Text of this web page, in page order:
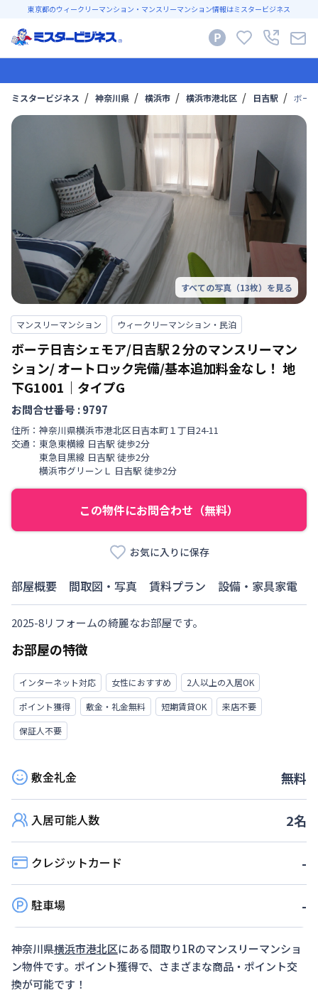
東京都のウィークリーマンション・マンスリーマンション情報はミスタービジネス
ミスタービジネス 神奈川県 横浜市 横浜市港北区 日吉駅 ボー
すべての写真（13枚）を見る
マンスリーマンション ウィークリーマンション・民泊
ボーテ日吉シェモア/日吉駅２分のマンスリーマン
ション/ オートロック完備/基本追加料金なし！ 地
下G1001 ｜ タイプG
お問合せ番号 :9797
住所： 神奈川県横浜市港北区日吉本町 １丁目24-11
交通： 東急東横線 日吉駅 徒歩2分
東急目黒線 日吉駅 徒歩2分
横浜市グリーンＬ
日吉駅 徒歩2分
この物件にお問合わせ（無料）
お気に入りに保存
部屋概要 間取図・写真 賃料プラン 設備・家具家電
2025-8リフォームの綺麗なお部屋です。
お部屋の特徴
インターネット対応 女性におすすめ
2人以上の入居OK
ポイント獲得
敷金・礼金無料 短期賃貸OK
来店不要
保証人不要
敷金礼金 無料
入居可能人数 2名
クレジットカード -
駐車場 -
神奈川県横浜市港北区にある間取り1Rのマンスリーマンショ
ン物件です。ポイント獲得で、さまざまな商品・ポイント交
換が可能です！